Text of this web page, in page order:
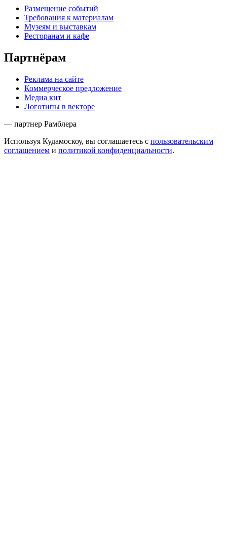
Размещение событий
Требования к материалам
Музеям и выставкам
Ресторанам и кафе
Партнёрам
Реклама на сайте
Коммерческое предложение
Медиа кит
Логотипы в векторе
— партнер Рамблера
Используя Кудамоскоу, вы соглашаетесь с пользовательским
соглашением и политикой конфиденциальности.